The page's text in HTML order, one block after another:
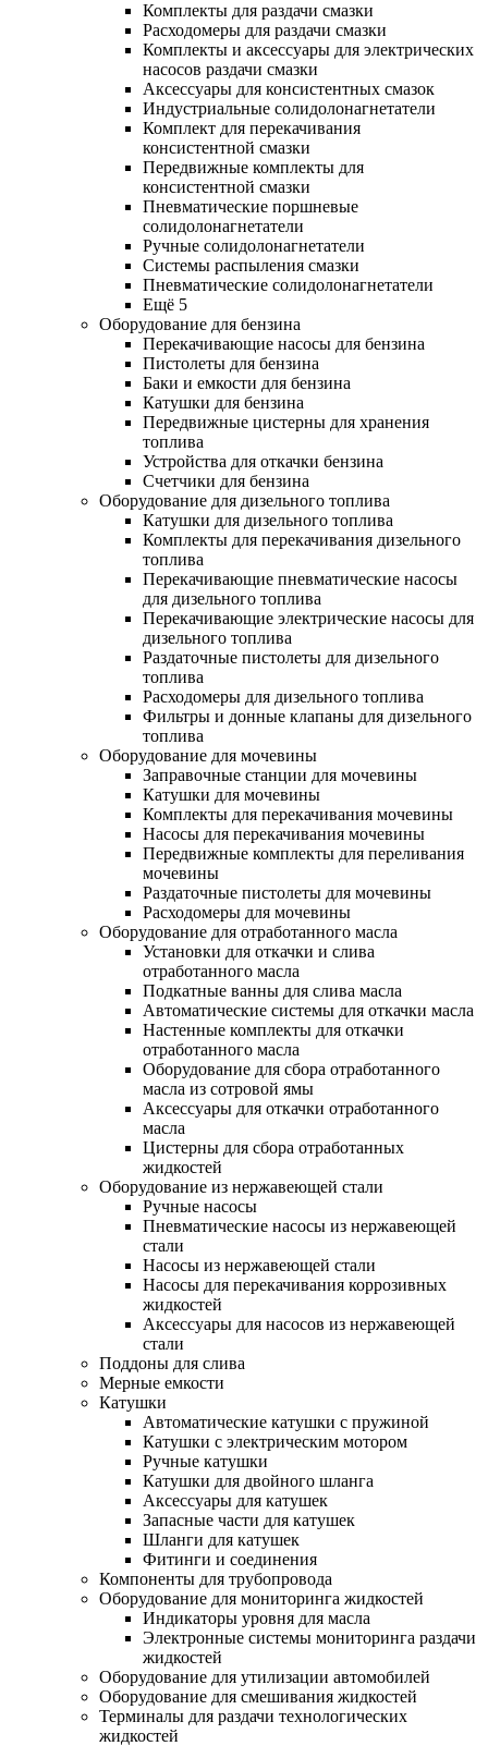
Комплекты для раздачи смазки
Расходомеры для раздачи смазки
Комплекты и аксессуары для электрических
насосов раздачи смазки
Аксессуары для консистентных смазок
Индустриальные солидолонагнетатели
Комплект для перекачивания
консистентной смазки
Передвижные комплекты для
консистентной смазки
Пневматические поршневые
солидолонагнетатели
Ручные солидолонагнетатели
Системы распыления смазки
Пневматические солидолонагнетатели
Ещё 5
Оборудование для бензина
Перекачивающие насосы для бензина
Пистолеты для бензина
Баки и емкости для бензина
Катушки для бензина
Передвижные цистерны для хранения
топлива
Устройства для откачки бензина
Счетчики для бензина
Оборудование для дизельного топлива
Катушки для дизельного топлива
Комплекты для перекачивания дизельного
топлива
Перекачивающие пневматические насосы
для дизельного топлива
Перекачивающие электрические насосы для
дизельного топлива
Раздаточные пистолеты для дизельного
топлива
Расходомеры для дизельного топлива
Фильтры и донные клапаны для дизельного
топлива
Оборудование для мочевины
Заправочные станции для мочевины
Катушки для мочевины
Комплекты для перекачивания мочевины
Насосы для перекачивания мочевины
Передвижные комплекты для переливания
мочевины
Раздаточные пистолеты для мочевины
Расходомеры для мочевины
Оборудование для отработанного масла
Установки для откачки и слива
отработанного масла
Подкатные ванны для слива масла
Автоматические системы для откачки масла
Настенные комплекты для откачки
отработанного масла
Оборудование для сбора отработанного
масла из сотровой ямы
Аксессуары для откачки отработанного
масла
Цистерны для сбора отработанных
жидкостей
Оборудование из нержавеющей стали
Ручные насосы
Пневматические насосы из нержавеющей
стали
Насосы из нержавеющей стали
Насосы для перекачивания коррозивных
жидкостей
Аксессуары для насосов из нержавеющей
стали
Поддоны для слива
Мерные емкости
Катушки
Автоматические катушки с пружиной
Катушки с электрическим мотором
Ручные катушки
Катушки для двойного шланга
Аксессуары для катушек
Запасные части для катушек
Шланги для катушек
Фитинги и соединения
Компоненты для трубопровода
Оборудование для мониторинга жидкостей
Индикаторы уровня для масла
Электронные системы мониторинга раздачи
жидкостей
Оборудование для утилизации автомобилей
Оборудование для смешивания жидкостей
Терминалы для раздачи технологических
жидкостей